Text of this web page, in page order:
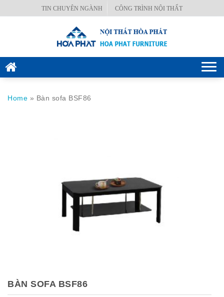
TIN CHUYÊN NGÀNH CÔNG TRÌNH NỘI THẤT
VĂN
MÃ
Home » Bàn sofa BSF86
BÀN SOFA BSF86